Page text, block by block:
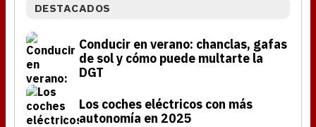
DESTACADOS
Conducir en verano: chanclas, gafas
de sol y cómo puede multarte la
DGT
Los coches eléctricos con más
autonomía en 2025